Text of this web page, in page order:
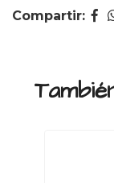
Compartir: